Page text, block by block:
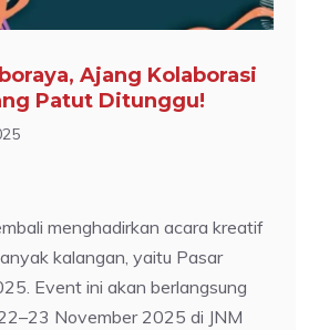
Ajang Kolaborasi
Patut Ditunggu!
menghadirkan acara kreatif
kalangan, yaitu Pasar
Event ini akan berlangsung
November 2025 di JNM